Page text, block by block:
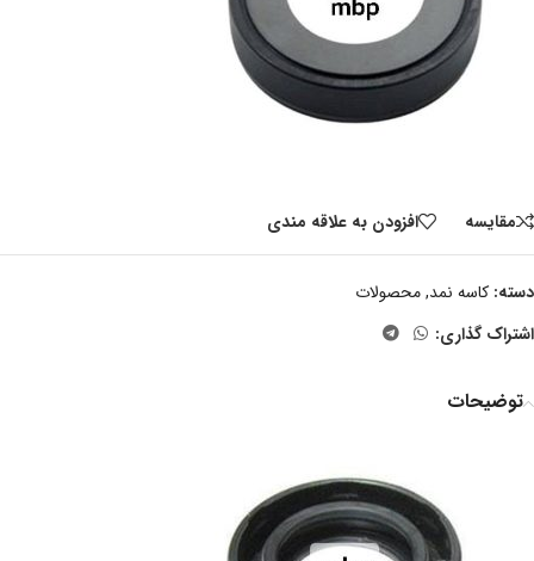
مقايسه افزودن به علاقه مندی
دسته: کاسه نمد,محصولات
اشتراک گذاری:
توضیحات